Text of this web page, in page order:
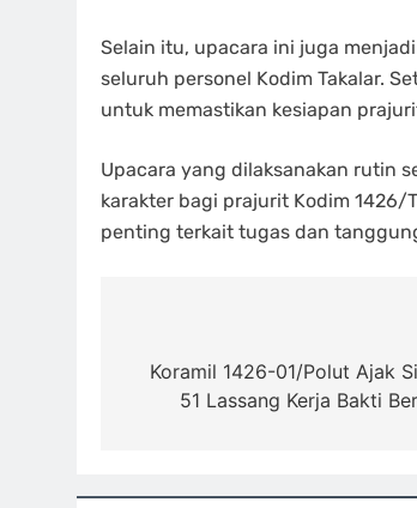
Selain itu, upacara ini juga
seluruh personel Kodim Takalar.
untuk memastikan kesiapan
Upacara yang dilaksanakan rutin
karakter bagi prajurit Kodim 1426/
penting terkait tugas dan
pos
Koramil 1426-01/Polut Ajak
51 Lassang Kerja Bakti